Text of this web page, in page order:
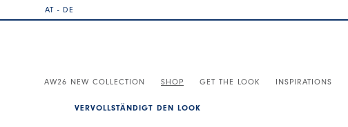
AT - DE
AW26 NEW COLLECTION SHOP GET THE LOOK INSPIRATIONS
VERVOLLSTÄNDIGT DEN LOOK